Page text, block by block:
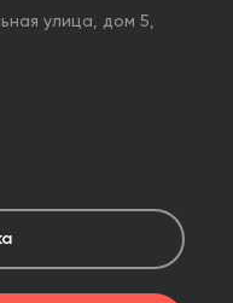
улица, дом 5,